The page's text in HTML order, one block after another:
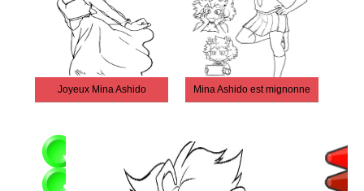
Joyeux Mina Ashido Mina Ashido est mignonne